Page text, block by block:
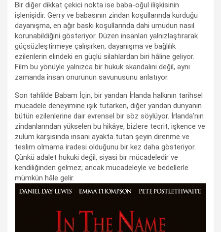
Bir diğer dikkat çekici nokta ise baba-oğul ilişkisinin
işlenişidir. Gerry ve babasının zindan koşullarında kurduğu
dayanışma, en ağır baskı koşullarında dahi umudun nasıl
korunabildiğini gösteriyor. Düzen insanları yalnızlaştırarak
güçsüzleştirmeye çalışırken, dayanışma ve bağlılık
ezilenlerin elindeki en güçlü silahlardan biri hâline geliyor.
Film bu yönüyle yalnızca bir hukuk skandalını değil, aynı
zamanda insan onurunun savunusunu anlatıyor.
Son tahlilde Babam İçin, bir yandan İrlanda halkının tarihsel
mücadele deneyimine ışık tutarken, diğer yandan dünyanın
bütün ezilenlerine dair evrensel bir söz söylüyor. İrlanda'nın
zindanlarından yükselen bu hikâye, bizlere tecrit, işkence ve
zulüm karşısında insanı ayakta tutan şeyin direnme ve
teslim olmama iradesi olduğunu bir kez daha gösteriyor.
Çünkü adalet hukuki değil, siyasi bir mücadeledir ve
kendiliğinden gelmez; ancak mücadeleyle ve bedellerle
mümkün hâle gelir.